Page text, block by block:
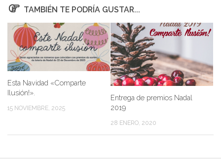
TAMBIÉN TE PODRÍA GUSTAR...
Esta Navidad «Comparte
Ilusión!».
15 NOVIEMBRE, 2025
Entrega de premios Nadal
2019
28 ENERO, 2020